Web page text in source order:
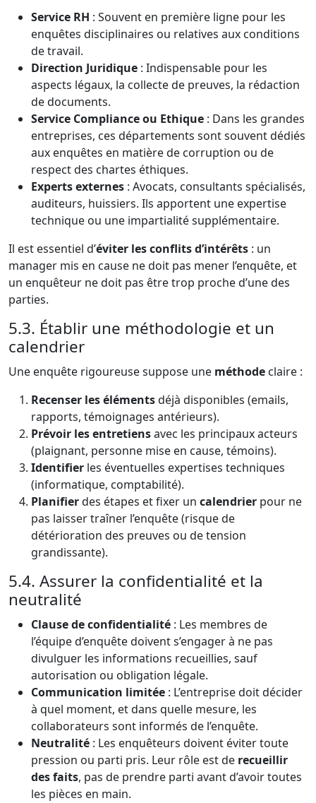
Service RH : Souvent en première ligne pour les
enquêtes disciplinaires ou relatives aux conditions
de travail.
Direction Juridique : Indispensable pour les
aspects légaux, la collecte de preuves, la rédaction
de documents.
Service Compliance ou Ethique : Dans les grandes
entreprises, ces départements sont souvent dédiés
aux enquêtes en matière de corruption ou de
respect des chartes éthiques.
Experts externes : Avocats, consultants spécialisés,
auditeurs, huissiers. Ils apportent une expertise
technique ou une impartialité supplémentaire.
Il est essentiel d’éviter les conflits d’intérêts : un
manager mis en cause ne doit pas mener l’enquête, et
un enquêteur ne doit pas être trop proche d’une des
parties.
5.3. Établir une méthodologie et un
calendrier
Une enquête rigoureuse suppose une méthode claire :
Recenser les élémentsdéjà disponibles (emails,
rapports, témoignages antérieurs).
Prévoir les entretiensavec les principaux acteurs
(plaignant, personne mise en cause, témoins).
Identifier les éventuelles expertises techniques
(informatique, comptabilité).
Planifierdes étapes et fixer un calendrier pour ne
pas laisser traîner l’enquête (risque de
détérioration des preuves ou de tension
grandissante).
5.4. Assurer la confidentialité et la
neutralité
Clause de confidentialité : Les membres de
l’équipe d’enquête doivent s’engager à ne pas
divulguer les informations recueillies, sauf
autorisation ou obligation légale.
Communication limitée : L’entreprise doit décider
à quel moment, et dans quelle mesure, les
collaborateurs sont informés de l’enquête.
Neutralité : Les enquêteurs doivent éviter toute
pression ou parti pris. Leur rôle est de recueillir
des faits, pas de prendre parti avant d’avoir toutes
les pièces en main.